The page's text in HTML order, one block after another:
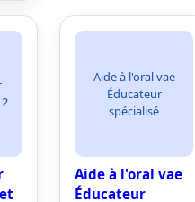
Aide à l'oral vae
Éducateur
spécialisé
Aide à l'oral vae
Éducateur